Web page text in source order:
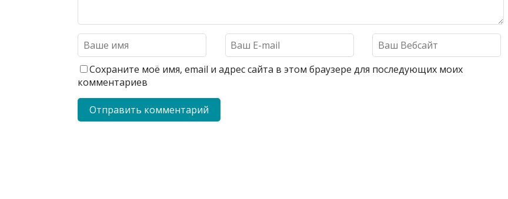
Сохраните моё имя, email и адрес сайта в этом браузере для последующих моих
комментариев